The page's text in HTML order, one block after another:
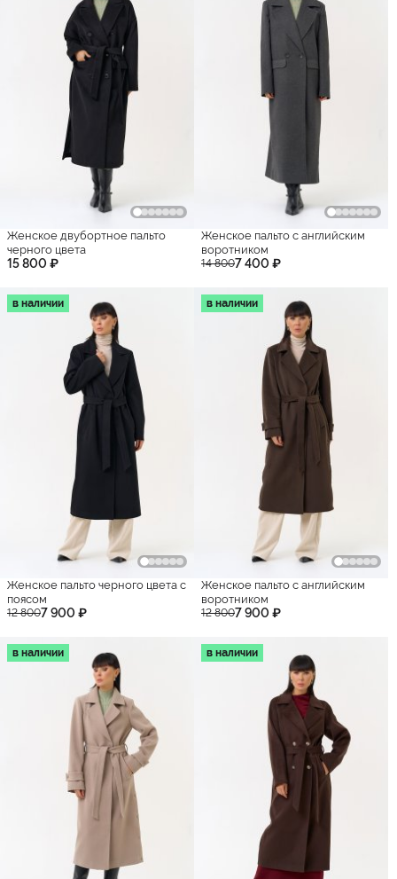
Женское двубортное пальто
черного цвета
15 800 ₽
Женское пальто с английским
воротником
14 8007 400 ₽
в наличии
Женское пальто черного цвета с
поясом
12 8007 900 ₽
в наличии
Женское пальто с английским
воротником
12 8007 900 ₽
в наличии в наличии